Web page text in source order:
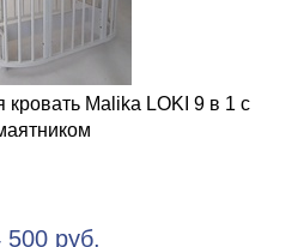
кровать Malika LOKI 9 в 1 с
500 руб.